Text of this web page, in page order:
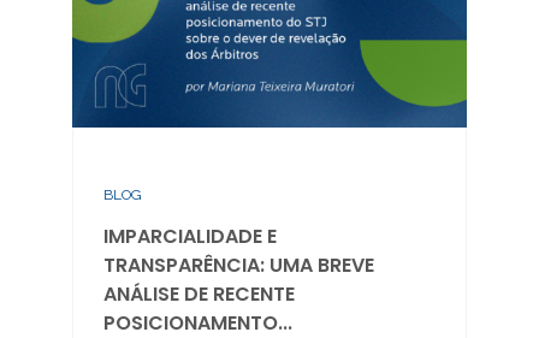
BLOG
IMPARCIALIDADE E
TRANSPARÊNCIA: UMA BREVE
ANÁLISE DE RECENTE
POSICIONAMENTO...